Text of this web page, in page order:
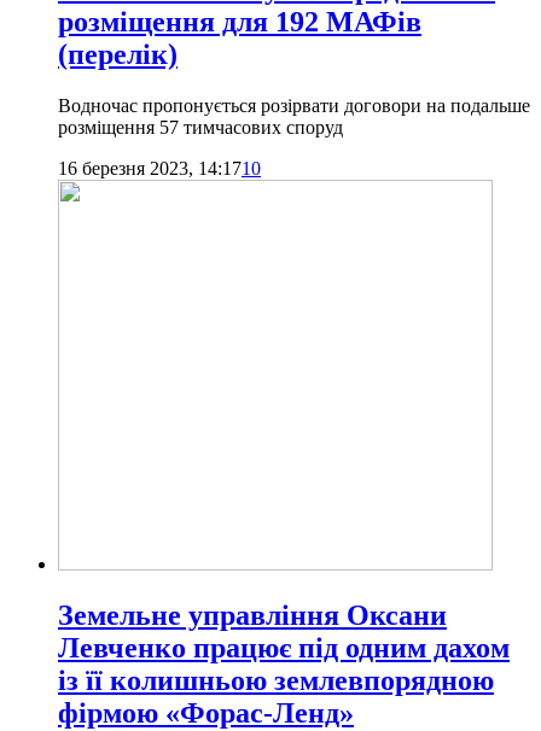
розміщення для 192 МАФів
(перелік)
Водночас пропонується розірвати договори на подальше
розміщення 57 тимчасових споруд
16 березня 2023, 14:1710
Земельне управління Оксани
Левченко працює під одним дахом
із її колишньою землевпорядною
фірмою «Форас-Ленд»